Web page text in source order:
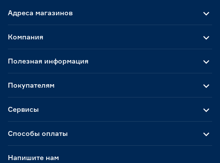
Адреса магазинов
Способы оплаты
Компания
Полезная информация
Покупателям
Сервисы
Напишите нам